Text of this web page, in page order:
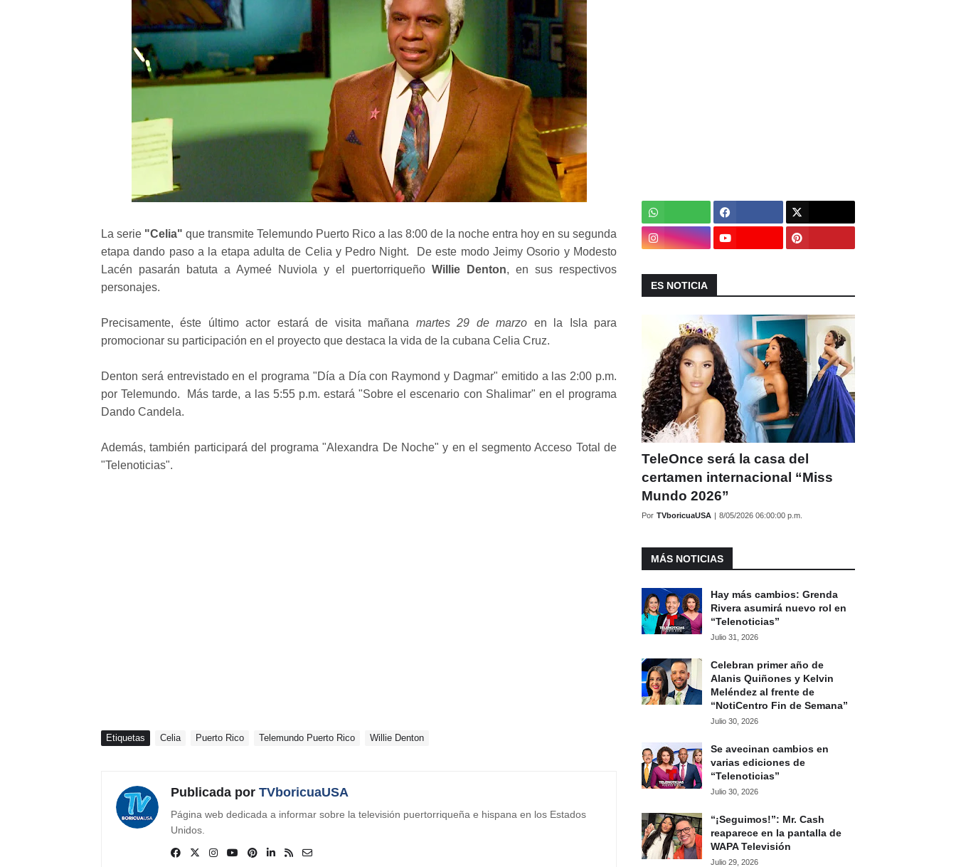
La serie "Celia" que transmite Telemundo Puerto Rico a las 8:00 de la noche entra hoy en su segunda
etapa dando paso a la etapa adulta de Celia y Pedro Night. De este modo Jeimy Osorio y Modesto
Lacén pasarán batuta a Aymeé Nuviola y el puertorriqueño Willie Denton, en sus respectivos
personajes.
Precisamente, éste último actor estará de visita mañana martes 29 de marzo en la Isla para
promocionar su participación en el proyecto que destaca la vida de la cubana Celia Cruz.
Denton será entrevistado en el programa "Día a Día con Raymond y Dagmar" emitido a las 2:00 p.m.
por Telemundo. Más tarde, a las 5:55 p.m. estará "Sobre el escenario con Shalimar" en el programa
Dando Candela.
Además, también participará del programa "Alexandra De Noche" y en el segmento Acceso Total de
"Telenoticias".
Etiquetas Celia Puerto Rico Telemundo Puerto Rico Willie Denton
Publicada por TVboricuaUSA
Página web dedicada a informar sobre la televisión puertorriqueña e hispana en los Estados
Unidos.
ES NOTICIA
TeleOnce será la casa del
certamen internacional “Miss
Mundo 2026”
Por TVboricuaUSA | 8/05/2026 06:00:00 p.m.
MÁS NOTICIAS
Hay más cambios: Grenda
Rivera asumirá nuevo rol en
“Telenoticias”
Julio 31, 2026
Celebran primer año de
Alanis Quiñones y Kelvin
Meléndez al frente de
“NotiCentro Fin de Semana”
Julio 30, 2026
Se avecinan cambios en
varias ediciones de
“Telenoticias”
Julio 30, 2026
“¡Seguimos!”: Mr. Cash
reaparece en la pantalla de
WAPA Televisión
Julio 29, 2026